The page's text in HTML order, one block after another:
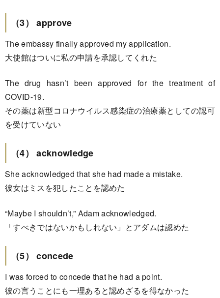
（3） approve
The embassy finally approved my application.
大使館はついに私の申請を承認してくれた
The drug hasn’t been approved for the treatment of
COVID-19.
その薬は新型コロナウイルス感染症の治療薬としての認可
を受けていない
（4） acknowledge
She acknowledged that she had made a mistake.
彼女はミスを犯したことを認めた
“Maybe I shouldn’t,” Adam acknowledged.
「すべきではないかもしれない」とアダムは認めた
（5） concede
I was forced to concede that he had a point.
彼の言うことにも一理あると認めざるを得なかった